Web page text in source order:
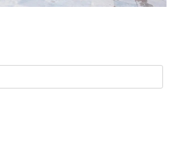
28/7/2026 của HĐND thành phố
ngày 28/7/2026 của HĐND thành